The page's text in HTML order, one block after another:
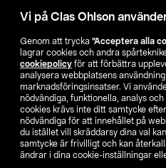
Vi på Clas Ohlson
Genom att trycka ”Acceptera alla
lagrar cookies och andra
cookiepolicy för att förbättra
analysera webbplatsens
marknadsföringsinsatser. Vi
nödvändiga, funktionella, analys
cookies krävs inte ditt samtycke
nödvändiga för att innehållet på
du istället vill skräddarsy dina val
samtycke är frivilligt och kan
ändrar i dina cookie-inställningar
SE NO